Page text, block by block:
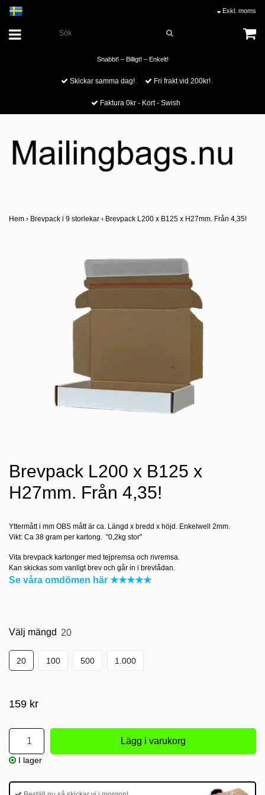
Exkl. moms
Snabbt! – Billigt! – Enkelt!
Skickar samma dag! Fri frakt vid 200kr!
Faktura 0kr - Kort - Swish
Hem › Brevpack i 9 storlekar › Brevpack L200 x B125 x H27mm. Från 4,35!
Brevpack L200 x B125 x
H27mm. Från 4,35!
Yttermått i mm OBS mått är ca. Längd x bredd x höjd. Enkelwell 2mm.
Vikt: Ca 38 gram per kartong. "0,2kg stor"
Vita brevpack kartonger med tejpremsa och rivremsa.
Kan skickas som vanligt brev och går in i brevlådan.
Se våra omdömen här ★★★★★
Välj mängd 20
20 100 500 1.000
159 kr
I lager